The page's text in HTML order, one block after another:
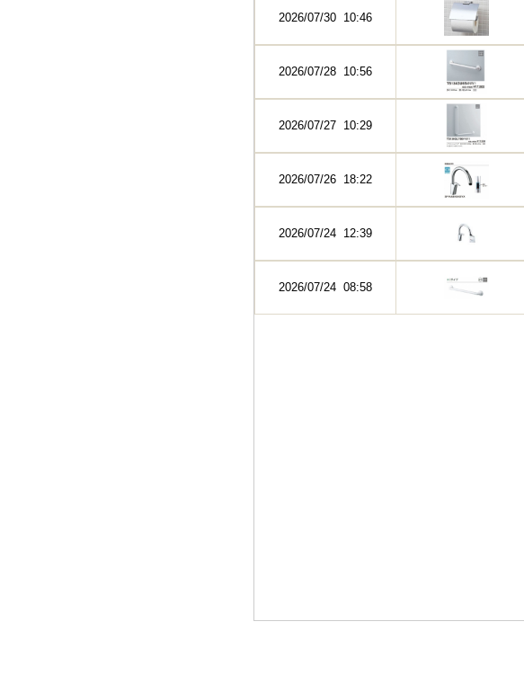
2026/07/30 10:46
2026/07/28 10:56
2026/07/27 10:29
2026/07/26 18:22
2026/07/24 12:39
2026/07/24 08:58